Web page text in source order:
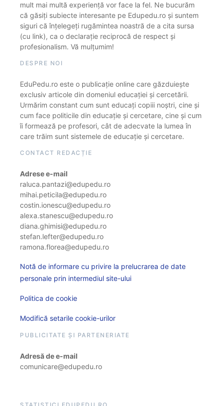
mult mai multă experiență vor face la fel. Ne bucurăm
că găsiți subiecte interesante pe Edupedu.ro și suntem
siguri că înțelegeți rugămintea noastră de a cita sursa
(cu link), ca o declarație reciprocă de respect și
profesionalism. Vă mulțumim!
DESPRE NOI
EduPedu.ro este o publicație online care găzduiește
exclusiv articole din domeniul educației și cercetării.
Urmărim constant cum sunt educați copiii noștri, cine și
cum face politicile din educație și cercetare, cine și cum
îi formează pe profesori, cât de adecvate la lumea în
care trăim sunt sistemele de educație și cercetare.
CONTACT REDACȚIE
Adrese e-mail
raluca.pantazi@edupedu.ro
mihai.peticila@edupedu.ro
costin.ionescu@edupedu.ro
alexa.stanescu@edupedu.ro
diana.ghimisi@edupedu.ro
stefan.lefter@edupedu.ro
ramona.florea@edupedu.ro
Notă de informare cu privire la prelucrarea de date
personale prin intermediul site-ului
Politica de cookie
Modifică setarile cookie-urilor
PUBLICITATE ȘI PARTENERIATE
Adresă de e-mail
comunicare@edupedu.ro